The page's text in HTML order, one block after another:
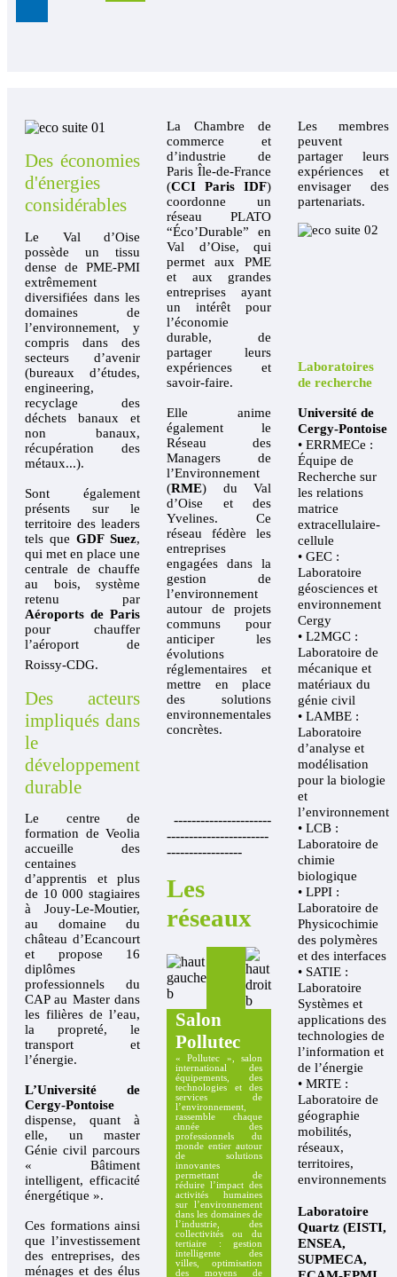
Des économies
d'énergies
considérables
Le Val d’Oise
possède un tissu
dense de PME-PMI
extrêmement
diversifiées dans les
domaines de
l’environnement, y
compris dans des
secteurs d’avenir
(bureaux d’études,
engineering,
recyclage des
déchets banaux et
non banaux,
récupération des
métaux...).
Sont également
présents sur le
territoire des leaders
tels que GDF Suez,
qui met en place une
centrale de chauffe
au bois, système
retenu par
Aéroports de Paris
pour chauffer
l’aéroport de
Roissy-CDG.
Des acteurs
impliqués dans
le
développement
durable
Le centre de
formation de Veolia
accueille des
centaines
d’apprentis et plus
de 10 000 stagiaires
à Jouy-Le-Moutier,
au domaine du
château d’Ecancourt
et propose 16
diplômes
professionnels du
CAP au Master dans
les filières de l’eau,
la propreté, le
transport et
l’énergie.
L’Université de
Cergy-Pontoise
dispense, quant à
elle, un master
Génie civil parcours
« Bâtiment
intelligent, efficacité
énergétique ».
Ces formations ainsi
que l’investissement
des entreprises, des
ménages et des élus
La Chambre de
commerce et
d’industrie de
Paris Île-de-France
(CCI Paris IDF)
coordonne un
réseau PLATO
“Éco’Durable” en
Val d’Oise, qui
permet aux PME
et aux grandes
entreprises ayant
un intérêt pour
l’économie
durable, de
partager leurs
expériences et
savoir-faire.
Elle anime
également le
Réseau des
Managers de
l’Environnement
(RME) du Val
d’Oise et des
Yvelines. Ce
réseau fédère les
entreprises
engagées dans la
gestion de
l’environnement
autour de projets
communs pour
anticiper les
évolutions
réglementaires et
mettre en place
des solutions
environnementales
concrètes.
----------------------
-----------------------
-----------------
Les
réseaux
Salon
Pollutec
« Pollutec », salon
international des
équipements, des
technologies et des
services de
l’environnement,
rassemble chaque
année des
professionnels du
monde entier autour
de solutions
innovantes
permettant de
réduire l’impact des
activités humaines
sur l’environnement
dans les domaines de
l’industrie, des
collectivités ou du
tertiaire : gestion
intelligente des
villes, optimisation
des moyens de
Les membres
peuvent
partager leurs
expériences et
envisager des
partenariats.
Laboratoires
de recherche
Université de
Cergy-Pontoise
• ERRMECe :
Équipe de
Recherche sur
les relations
matrice
extracellulaire-
cellule
• GEC :
Laboratoire
géosciences et
environnement
Cergy
• L2MGC :
Laboratoire de
mécanique et
matériaux du
génie civil
• LAMBE :
Laboratoire
d’analyse et
modélisation
pour la biologie
et
l’environnement
• LCB :
Laboratoire de
chimie
biologique
• LPPI :
Laboratoire de
Physicochimie
des polymères
et des interfaces
• SATIE :
Laboratoire
Systèmes et
applications des
technologies de
l’information et
de l’énergie
• MRTE :
Laboratoire de
géographie
mobilités,
réseaux,
territoires,
environnements
Laboratoire
Quartz (EISTI,
ENSEA,
SUPMECA,